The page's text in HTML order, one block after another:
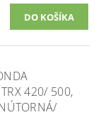
420/ 500,